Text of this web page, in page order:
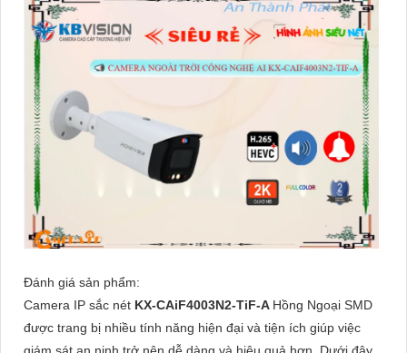
Đánh giá sản phẩm:
Camera IP sắc nét KX-CAiF4003N2-TiF-A Hồng Ngoại SMD
được trang bị nhiều tính năng hiện đại và tiện ích giúp việc